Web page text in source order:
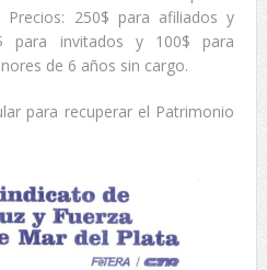
Precios: 250$ para afiliados y
para invitados y 100$ para
de 6 años sin cargo.
para recuperar el Patrimonio